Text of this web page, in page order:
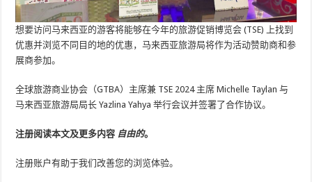
想要访问马来西亚的游客将能够在今年的旅游促销博览会 (TSE) 上找到
优惠并浏览不同目的地的优惠，马来西亚旅游局将作为活动赞助商和参
展商参加。
全球旅游商业协会（GTBA）主席兼 TSE 2024 主席 Michelle Taylan 与
马来西亚旅游局局长 Yazlina Yahya 举行会议并签署了合作协议。
注册阅读本文及更多内容 自由的。
注册账户有助于我们改善您的浏览体验。